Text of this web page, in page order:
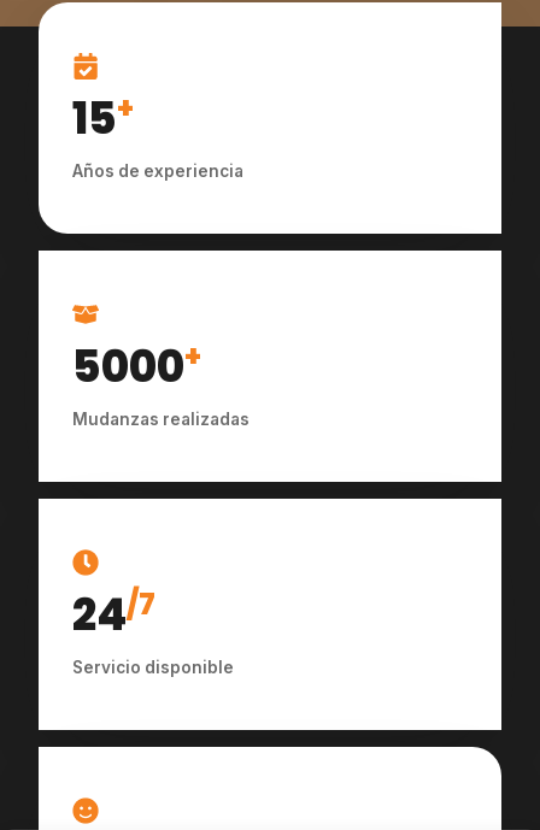
15+
Años de experiencia
5000+
Mudanzas realizadas
24/7
Servicio disponible